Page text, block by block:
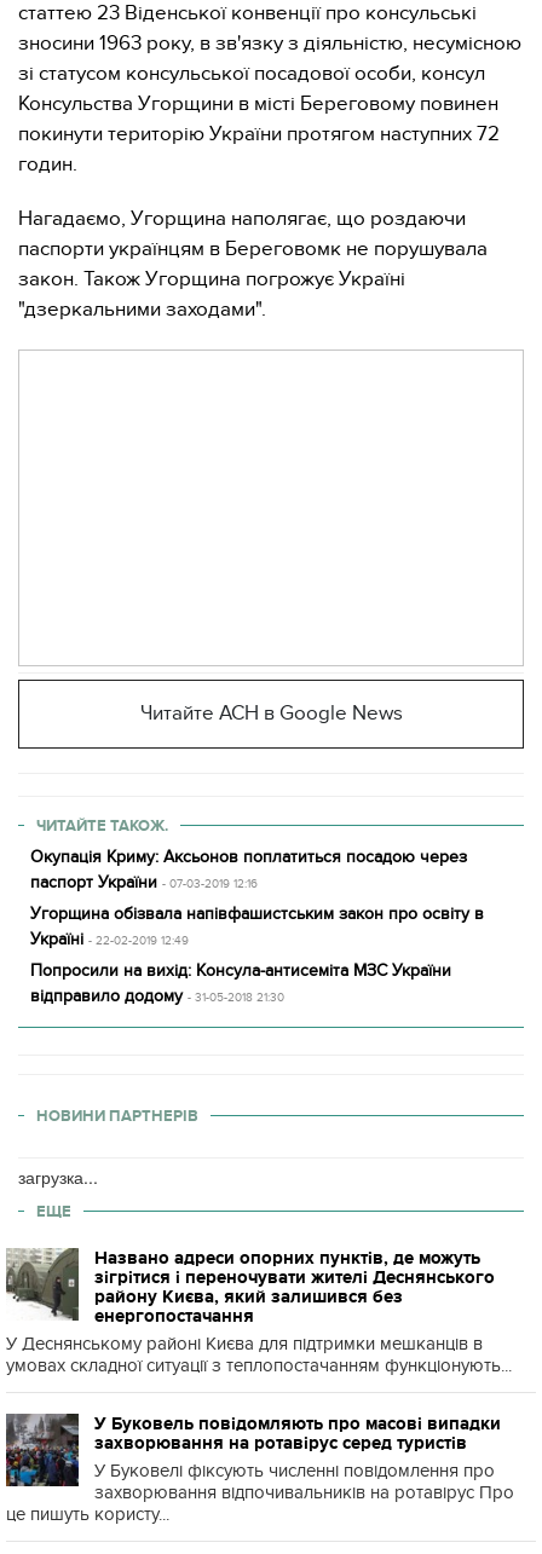
статтею 23 Віденської конвенції про консульські
зносини 1963 року, в зв'язку з діяльністю, несумісною
зі статусом консульської посадової особи, консул
Консульства Угорщини в місті Береговому повинен
покинути територію України протягом наступних 72
годин.
Нагадаємо, Угорщина наполягає, що роздаючи
паспорти українцям в Береговомк не порушувала
закон. Також Угорщина погрожує Україні
"дзеркальними заходами".
Читайте АСН в Google News
ЧИТАЙТЕ ТАКОЖ.
Окупація Криму: Аксьонов поплатиться посадою через
паспорт України - 07-03-2019 12:16
Угорщина обізвала напівфашистським закон про освіту в
Україні - 22-02-2019 12:49
Попросили на вихід: Консула-антисеміта МЗС України
відправило додому - 31-05-2018 21:30
НОВИНИ ПАРТНЕРІВ
загрузка...
ЕЩЕ
Названо адреси опорних пунктів, де можуть
зігрітися і переночувати жителі Деснянського
району Києва, який залишився без
енергопостачання
У Деснянському районі Києва для підтримки мешканців в
умовах складної ситуації з теплопостачанням функціонують...
У Буковель повідомляють про масові випадки
захворювання на ротавірус серед туристів
У Буковелі фіксують численні повідомлення про
захворювання відпочивальників на ротавірус Про
це пишуть користу...